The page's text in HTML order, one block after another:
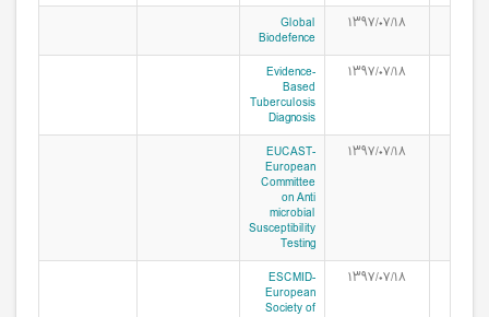
۱۳۹۷/۰۷/۱۸
Global
Biodefence
۱۳۹۷/۰۷/۱۸
Evidence-
Based
Tuberculosis
Diagnosis
۱۳۹۷/۰۷/۱۸
EUCAST-
European
Committee
on Anti
microbial
Susceptibility
Testing
۱۳۹۷/۰۷/۱۸
ESCMID-
European
Society of